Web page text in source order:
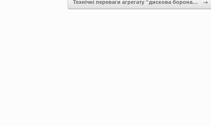
Технічні переваги агрегату “дискова борона… →